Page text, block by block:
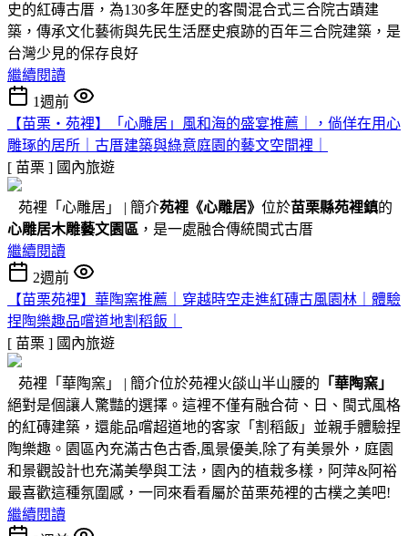
史的紅磚古厝，為130多年歷史的客閩混合式三合院古蹟建
築，傳承文化藝術與先民生活歷史痕跡的百年三合院建築，是
台灣少見的保存良好
繼續閱讀
1週前
【苗栗・苑裡】「心雕居」風和海的盛宴推薦｜，倘佯在用心
雕琢的居所｜古厝建築與綠意庭園的藝文空間裡｜
[ 苗栗 ] 國內旅遊
苑裡「心雕居」 | 簡介苑裡 《心雕居》 位於苗栗縣苑裡鎮的
心雕居木雕藝文園區 ，是一處融合傳統閩式古厝
繼續閱讀
2週前
【苗栗苑裡】華陶窯推薦｜穿越時空走進紅磚古風園林｜體驗
捏陶樂趣品嚐道地割稻飯｜
[ 苗栗 ] 國內旅遊
苑裡「華陶窯」 | 簡介位於苑裡火燄山半山腰的 「華陶窯」
絕對是個讓人驚豔的選擇。這裡不僅有融合荷、日、閩式風格
的紅磚建築，還能品嚐超道地的客家「割稻飯」並親手體驗捏
陶樂趣。園區內充滿古色古香,風景優美,除了有美景外，庭園
和景觀設計也充滿美學與工法，園內的植栽多樣，阿萍&阿裕
最喜歡這種氛圍感，一同來看看屬於苗栗苑裡的古樸之美吧!
繼續閱讀